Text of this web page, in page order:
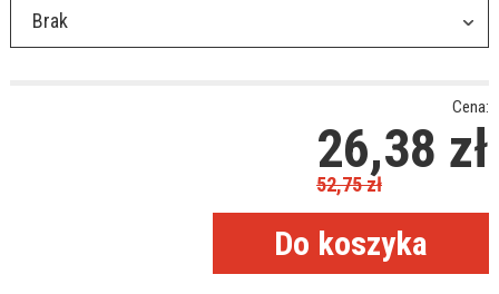
Brak
Cena:
26,38 zł
52,75zł